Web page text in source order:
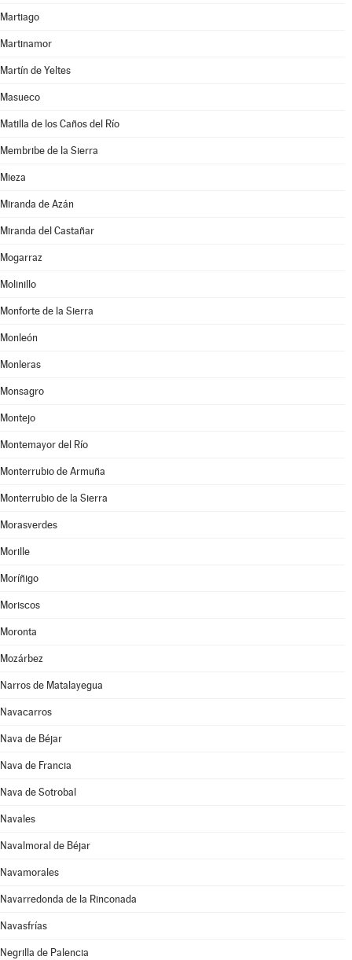
Martiago
Martinamor
Martín de Yeltes
Masueco
Matilla de los Caños del Río
Membribe de la Sierra
Mieza
Miranda de Azán
Miranda del Castañar
Mogarraz
Molinillo
Monforte de la Sierra
Monleón
Monleras
Monsagro
Montejo
Montemayor del Río
Monterrubio de Armuña
Monterrubio de la Sierra
Morasverdes
Morille
Moríñigo
Moriscos
Moronta
Mozárbez
Narros de Matalayegua
Navacarros
Nava de Béjar
Nava de Francia
Nava de Sotrobal
Navales
Navalmoral de Béjar
Navamorales
Navarredonda de la Rinconada
Navasfrías
Negrilla de Palencia